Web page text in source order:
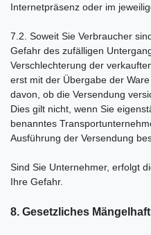
Internetpräsenz oder im
7.2. Soweit Sie Verbraucher
Gefahr des zufälligen
Verschlechterung der
erst mit der Übergabe der
davon, ob die Versendung
Dies gilt nicht, wenn Sie
benanntes
Ausführung der Versendung
Sind Sie Unternehmer, erfolgt
Ihre Gefahr.
8. Gesetzliches